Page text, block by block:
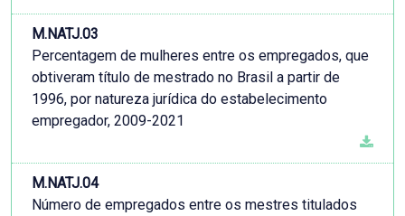
M.NATJ.03
Percentagem de mulheres entre os empregados, que
obtiveram título de mestrado no Brasil a partir de
1996, por natureza jurídica do estabelecimento
empregador, 2009-2021
M.NATJ.04
Número de empregados entre os mestres titulados